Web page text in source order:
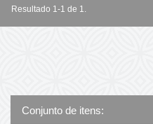
Resultado 1-1 de 1.
Conjunto de itens: